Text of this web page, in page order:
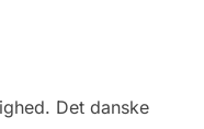
Det danske